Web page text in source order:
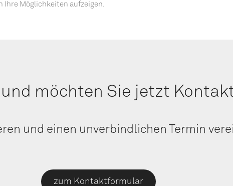
Ihre Mög­lich­kei­ten aufzeigen.
und möch­ten Sie jetzt
und einen unver­bind­li­chen Ter­min
zum Kon­takt­for­mu­lar